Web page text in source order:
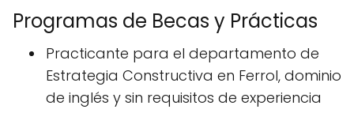
Programas de Becas y Prácticas
Practicante para el departamento de
Estrategia Constructiva en Ferrol, dominio
de inglés y sin requisitos de experiencia